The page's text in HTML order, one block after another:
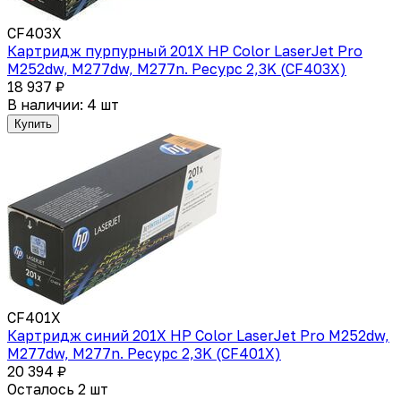
CF403X
Картридж пурпурный 201X HP Color LaserJet Pro
M252dw, M277dw, M277n. Ресурс 2,3K (CF403X)
18 937 ₽
В наличии: 4 шт
Купить
CF401X
Картридж синий 201X HP Color LaserJet Pro M252dw,
M277dw, M277n. Ресурс 2,3K (CF401X)
20 394 ₽
Осталось 2 шт